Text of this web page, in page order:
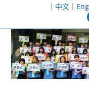
至
｜ 中文｜